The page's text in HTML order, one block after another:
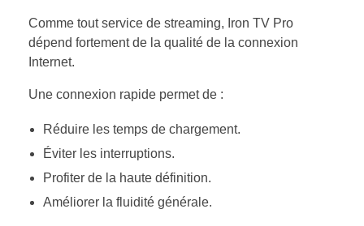
Comme tout service de streaming, Iron TV Pro
dépend fortement de la qualité de la connexion
Internet.
Une connexion rapide permet de :
Réduire les temps de chargement.
Éviter les interruptions.
Profiter de la haute définition.
Améliorer la fluidité générale.